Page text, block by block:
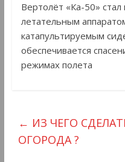
Вертолёт «Ка-50»
летательным
катапультируемым
обеспечивается
режимах полета
← ИЗ ЧЕГО
ОГОРОДА ?